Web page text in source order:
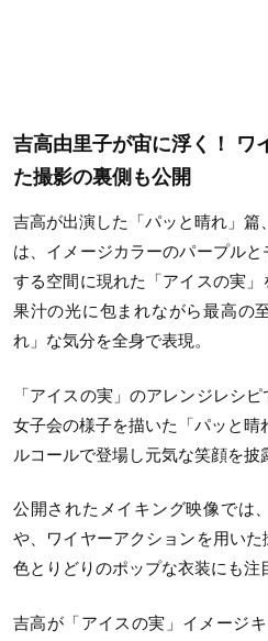
吉高由里子が宙に浮く！ ワ
た撮影の裏側も公開
吉高が出演した「パッと晴れ」
は、イメージカラーのパープル
する空間に現れた「アイスの実
果汁の光に包まれながら最高の
れ」な気分を全身で表現。
「アイスの実」のアレンジレシ
女子会の様子を描いた「パッと晴
ルコールで登場し元気な笑顔を披
公開されたメイキング映像では
や、ワイヤーアクションを用いた
色とりどりのポップな衣装にも注
吉高が「アイスの実」イメージ